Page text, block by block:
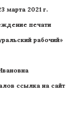
марта 2021 г.
печати
рабочий»
ссылка на сайт